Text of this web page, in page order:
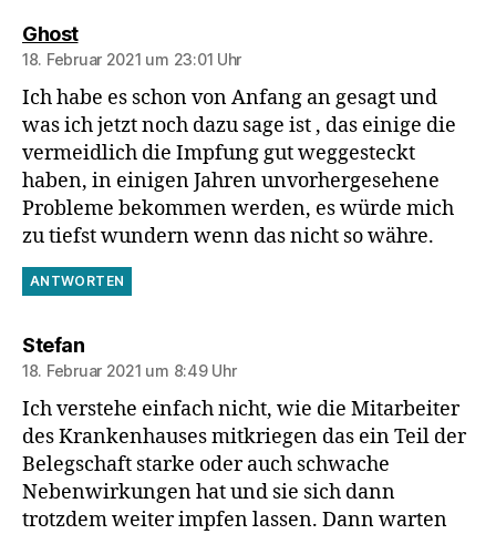
Ghostsagt:
18. Februar 2021 um 23:01 Uhr
Ich habe es schon von Anfang an gesagt und
was ich jetzt noch dazu sage ist , das einige die
vermeidlich die Impfung gut weggesteckt
haben, in einigen Jahren unvorhergesehene
Probleme bekommen werden, es würde mich
zu tiefst wundern wenn das nicht so währe.
ANTWORTEN
Stefansagt:
18. Februar 2021 um 8:49 Uhr
Ich verstehe einfach nicht, wie die Mitarbeiter
des Krankenhauses mitkriegen das ein Teil der
Belegschaft starke oder auch schwache
Nebenwirkungen hat und sie sich dann
trotzdem weiter impfen lassen. Dann warten